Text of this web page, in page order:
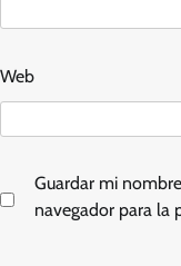
Web
Guardar mi
navegador para la